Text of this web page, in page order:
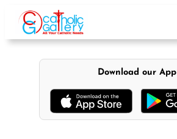
content
Download our App